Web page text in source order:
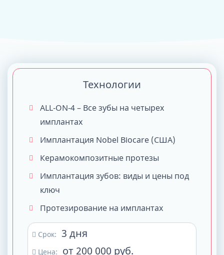
Технологии
ALL-ON-4 – Все зубы на четырех
имплантах
Имплантация Nobel Biocare (США)
Керамокомпозитные протезы
Имплантация зубов: виды и цены под
ключ
Протезирование на имплантах
Срок: 3 дня
Цена: от 200 000 руб.